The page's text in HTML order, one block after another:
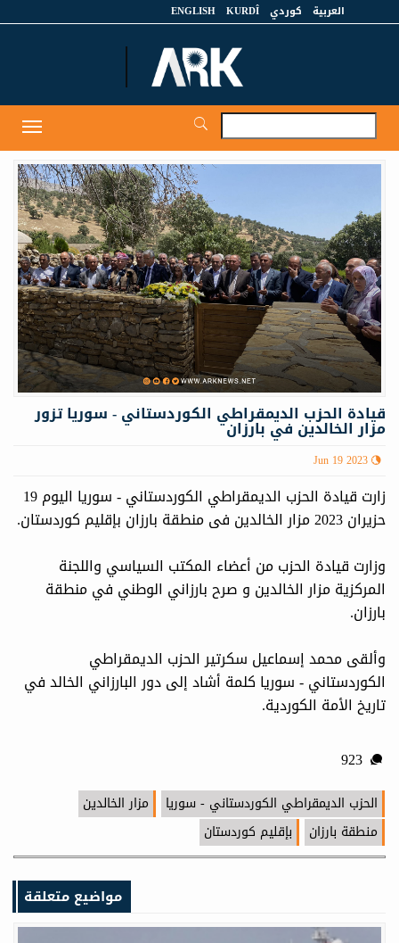
العربية كوردي KURDÎ
ENGLISH
قيادة الحزب الديمقراطي الكوردستاني - سوريا تزور
مزار الخالدين في بارزان
Jun 19 2023
زارت قيادة الحزب الديمقراطي الكوردستاني - سوريا الیوم 19
حزیران 2023 مزار الخالدين فی منطقة بارزان بإقليم كوردستان.
وزارت قيادة الحزب من أعضاء المكتب السياسي واللجنة
المركزية مزار الخالدين و صرح بارزاني الوطني في منطقة
بارزان.
وألقى محمد إسماعيل سكرتير الحزب الديمقراطي
الكوردستاني - سوريا كلمة أشاد إلى دور البارزاني الخالد في
تاريخ الأمة الكوردية.
الحزب الديمقراطي الكوردستاني - سوريا
مزار الخالدين
منطقة بارزان
بإقليم كوردستان
مواضيع متعلقة